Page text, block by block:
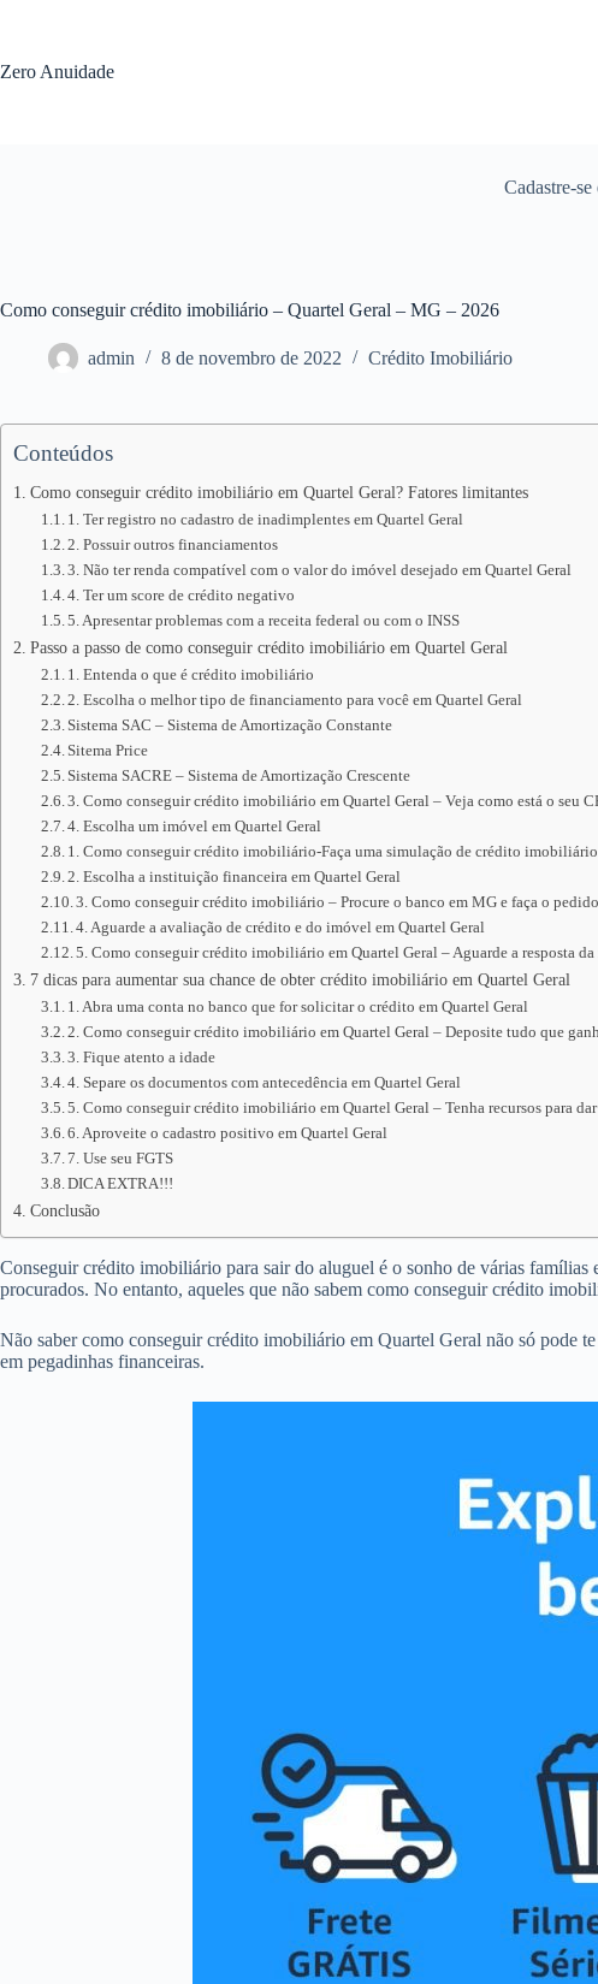
conteúdo
Zero Anuidade
Cadastre-se
Como conseguir crédito imobiliário – Quartel Geral – MG – 2026
admin 8 de novembro de 2022 Crédito Imobiliário
Conteúdos
Como conseguir crédito imobiliário em Quartel Geral? Fatores limitantes
1. Ter registro no cadastro de inadimplentes em Quartel Geral
2. Possuir outros financiamentos
3. Não ter renda compatível com o valor do imóvel desejado em Quartel Geral
4. Ter um score de crédito negativo
5. Apresentar problemas com a receita federal ou com o INSS
Passo a passo de como conseguir crédito imobiliário em Quartel Geral
1. Entenda o que é crédito imobiliário
2. Escolha o melhor tipo de financiamento para você em Quartel Geral
Sistema SAC – Sistema de Amortização Constante
Sitema Price
Sistema SACRE – Sistema de Amortização Crescente
3. Como conseguir crédito imobiliário em Quartel Geral – Veja como está o seu
4. Escolha um imóvel em Quartel Geral
1. Como conseguir crédito imobiliário-Faça uma simulação de crédito imobiliário
2. Escolha a instituição financeira em Quartel Geral
3. Como conseguir crédito imobiliário – Procure o banco em MG e faça o pedido
4. Aguarde a avaliação de crédito e do imóvel em Quartel Geral
5. Como conseguir crédito imobiliário em Quartel Geral – Aguarde a resposta
7 dicas para aumentar sua chance de obter crédito imobiliário em Quartel Geral
1. Abra uma conta no banco que for solicitar o crédito em Quartel Geral
2. Como conseguir crédito imobiliário em Quartel Geral – Deposite tudo que
3. Fique atento a idade
4. Separe os documentos com antecedência em Quartel Geral
5. Como conseguir crédito imobiliário em Quartel Geral – Tenha recursos para
6. Aproveite o cadastro positivo em Quartel Geral
7. Use seu FGTS
DICA EXTRA!!!
Conclusão
Conseguir crédito imobiliário para sair do aluguel é o sonho de várias
procurados. No entanto, aqueles que não sabem como conseguir crédito
Não saber como conseguir crédito imobiliário em Quartel Geral não só pode
em pegadinhas financeiras.